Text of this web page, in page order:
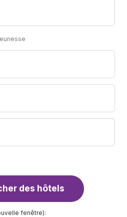
des hôtels
fenêtre):